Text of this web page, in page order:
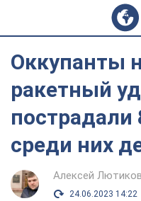
Оккупанты
ракетный
пострадали
среди них
Алексей Лютиков
24.06.2023 14:22